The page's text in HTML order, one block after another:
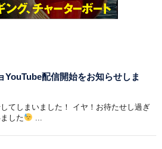
YouTube配信開始をお知らせしま
てしまいました！ イヤ！お待たせし過ぎ
した